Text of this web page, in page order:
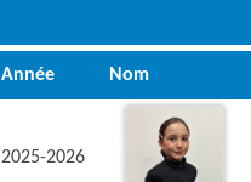
Année Nom
2025-2026